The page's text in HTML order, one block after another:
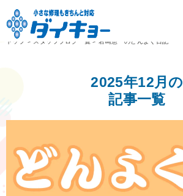
トップ
> スタッフブログ一覧 > 岩崎憲一のどんよく日記
2025年12月の
記事一覧